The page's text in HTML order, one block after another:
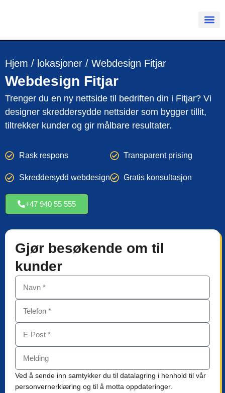
Hjem / lokasjoner / Webdesign Fitjar
Webdesign Fitjar
Trenger du en ny nettside til bedriften din i Fitjar? Vi
designer skreddersydde nettsider som bygger tillit,
tiltrekker kunder og gir målbare resultater.
Rask respons
Skreddersydd webdesign
Transparent prising
Gratis konsultasjon
+47 940 55 555
Gjør besøkende om til
kunder
Ved å sende inn samtykker du til datalagring i henhold til vår
personvernerklæring og til å motta oppdateringer.